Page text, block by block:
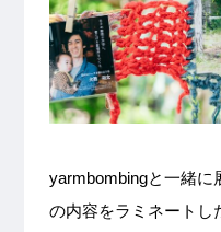
yarmbombingと一緒に
の内容をラミネートし